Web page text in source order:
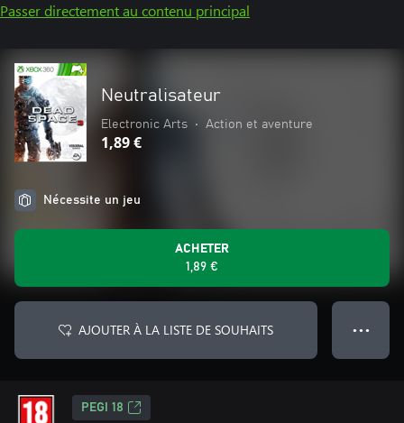
Passer directement au contenu principal
Neutralisateur
Electronic Arts • Action et aventure
1,89 €
Nécessite un jeu
ACHETER
1,89 €
AJOUTER À LA LISTE DE SOUHAITS ● ● ●
PEGI 18